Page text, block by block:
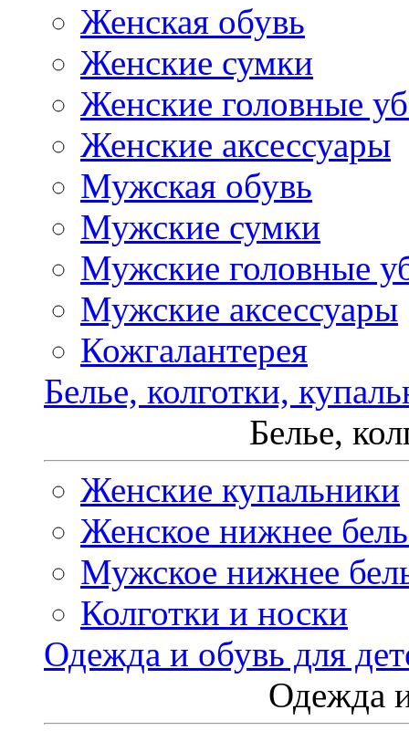
Женская обувь
Женские сумки
Женские головные
Женские аксессуары
Мужская обувь
Мужские сумки
Мужские головные
Мужские аксессуары
Кожгалантерея
Белье, колготки,
Белье,
Женские купальники
Женское нижнее
Мужское нижнее
Колготки и носки
Одежда и обувь для
Одежда